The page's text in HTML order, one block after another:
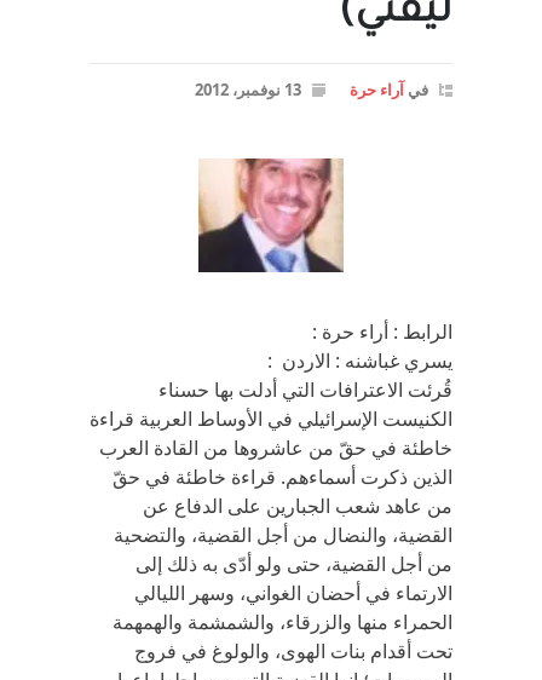
ليفني)
فيآراء حرة 13 نوفمبر، 2012
الرابط : أراء حرة :
يسري غباشنه : الاردن :
قُرئت الاعترافات التي أدلت بها حسناء
الكنيست الإسرائيلي في الأوساط العربية قراءة
خاطئة في حقّ من عاشروها من القادة العرب
الذين ذكرت أسماءهم. قراءة خاطئة في حقّ
من عاهد شعب الجبارين على الدفاع عن
القضية، والنضال من أجل القضية، والتضحية
من أجل القضية، حتى ولو أدّى به ذلك إلى
الارتماء في أحضان الغواني، وسهر الليالي
الحمراء منها والزرقاء، والشمشمة والهمهمة
تحت أقدام بنات الهوى، والولوغ في فروج